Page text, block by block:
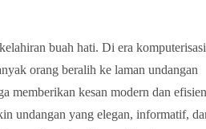
buah hati. Di era
orang beralih ke laman undangan
memberikan kesan modern dan
undangan yang elegan, informatif,